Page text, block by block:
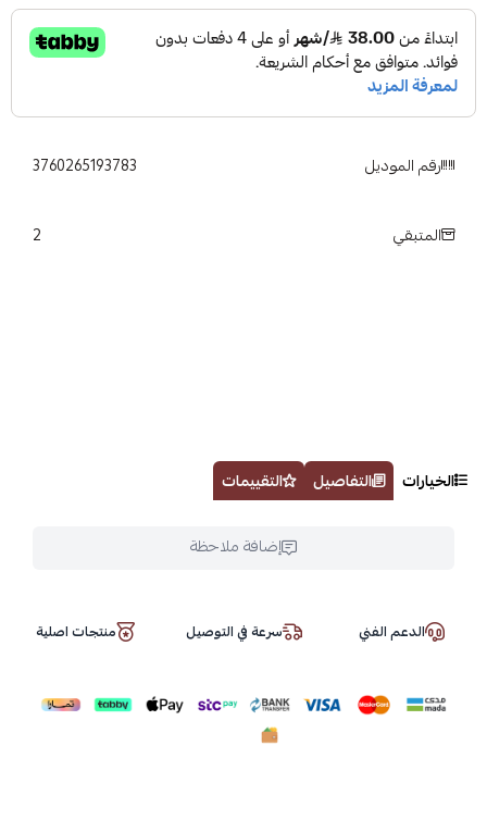
رقم الموديل 3760265193783
المتبقي 2
الخيارات التفاصيل التقييمات
إضافة ملاحظة
الدعم الفني سرعة في التوصيل منتجات اصلية